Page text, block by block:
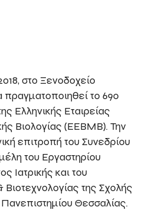
στο Ξενοδοχείο
πραγματοποιηθεί το 69ο
Ελληνικής Εταιρείας
Βιολογίας (ΕΕΒΜΒ). Την
επιτροπή του Συνεδρίου
του Εργαστηρίου
Ιατρικής και του
της Σχολής
Θεσσαλίας.